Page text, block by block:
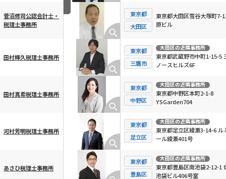
菅沼修司公認会計士・
税理士事務所
東京都
大田区
東京都大田区雪谷大塚町7-
原ビル
田村輝久税理士事務所
東京都
三鷹市
大田区の近隣事務所
東京都武蔵野市中町1-15-5
ノースヒルズ6F
田村真希税理士事務所
東京都
中野区
大田区の近隣事務所
東京都中野区本町2-1-8
YSGarden704
河村芳明税理士事務所
東京都
足立区
大田区の近隣事務所
東京都足立区綾瀬3-14-6 ル
ール綾瀬401号
あさひ税理士事務所
東京都
豊島区
大田区の近隣事務所
東京都豊島区南池袋2-12-1
池袋ビル406号室